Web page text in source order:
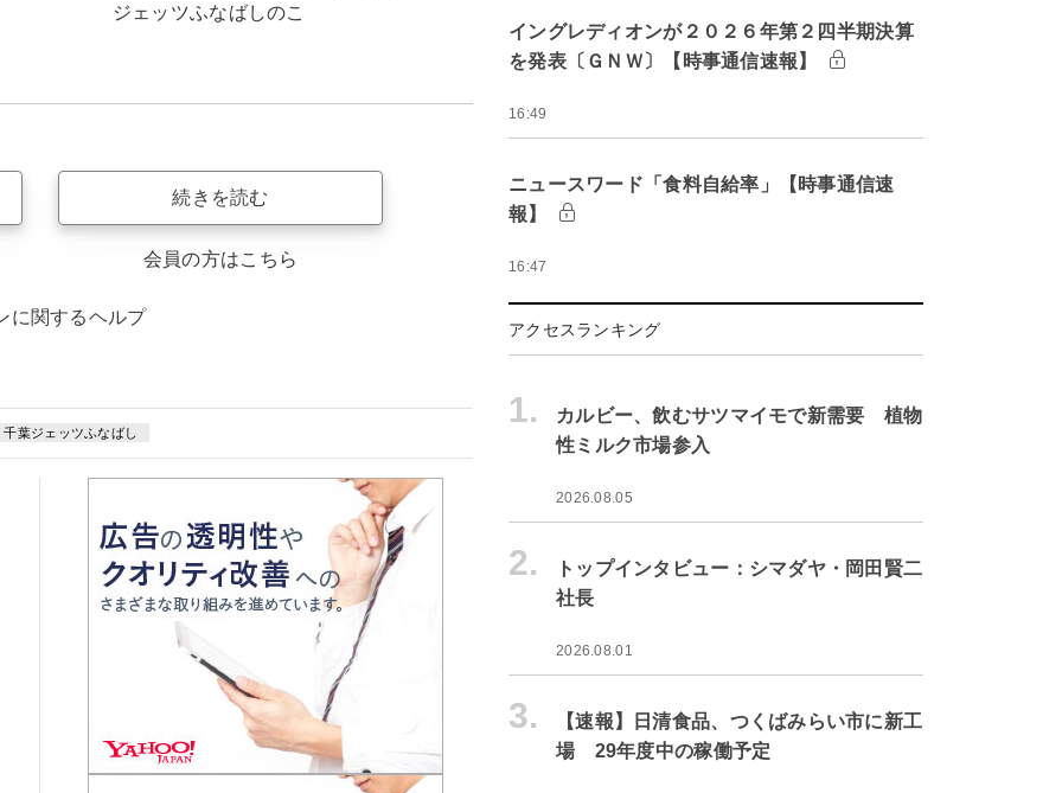
ジェッツふなばしのこ
続きを読む
会員の方はこちら
に関するヘルプ
千葉ジェッツふなばし
イングレディオンが２０２６年第２四半期決算
を発表〔ＧＮＷ〕【時事通信速報】
16:49
ニュースワード「食料自給率」【時事通信速
報】
16:47
アクセスランキング
1.
カルビー、飲むサツマイモで新需要 植物
性ミルク市場参入
2026.08.05
2.
トップインタビュー：シマダヤ・岡田賢二
社長
2026.08.01
3.
【速報】日清食品、つくばみらい市に新工
場 29年度中の稼働予定